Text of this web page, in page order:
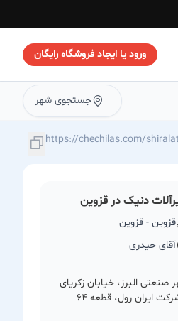
ورود یا ایجاد فروشگاه رایگان
جستجوی شهر
دنیک در قزوین
قزوین - قزوین
آقای حیدری
البرز، خیابان زکریای
ایران رول، قطعه 64